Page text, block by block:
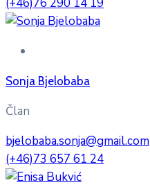
(+46)76 290 14 19
Sonja Bjelobaba
Član
bjelobaba.sonja@gmail.com
(+46)73 657 61 24